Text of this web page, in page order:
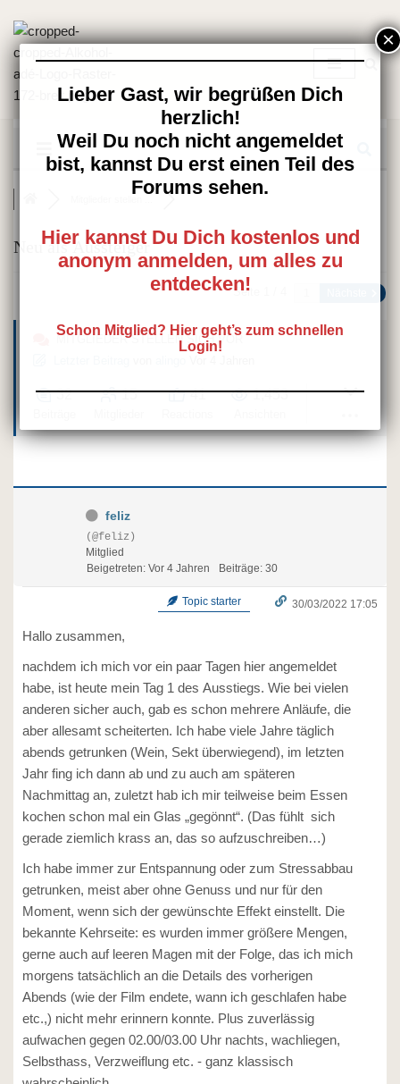
Zum
Inhalt
springen
Neu als Aussteiger
Seite 1 / 4
MITGLIEDER STELLEN SICH VOR
32 15 41 1,453
feliz
(@feliz)
Mitglied
Beigetreten: Vor 4 Jahren
Beiträge: 30
Topic starter 30/03/2022 17:05
Hallo zusammen,
nachdem ich mich vor ein paar Tagen hier angemeldet
habe, ist heute mein Tag 1 des Ausstiegs. Wie bei vielen
anderen sicher auch, gab es schon mehrere Anläufe, die
aber allesamt scheiterten. Ich habe viele Jahre täglich
abends getrunken (Wein, Sekt überwiegend), im letzten
Jahr fing ich dann ab und zu auch am späteren
Nachmittag an, zuletzt hab ich mir teilweise beim Essen
kochen schon mal ein Glas „gegönnt“. (Das fühlt sich
gerade ziemlich krass an, das so aufzuschreiben…)
Ich habe immer zur Entspannung oder zum Stressabbau
getrunken, meist aber ohne Genuss und nur für den
Moment, wenn sich der gewünschte Effekt einstellt. Die
bekannte Kehrseite: es wurden immer größere Mengen,
gerne auch auf leeren Magen mit der Folge, das ich mich
morgens tatsächlich an die Details des vorherigen
Abends (wie der Film endete, wann ich geschlafen habe
etc.,) nicht mehr erinnern konnte. Plus zuverlässig
aufwachen gegen 02.00/03.00 Uhr nachts, wachliegen,
Selbsthass, Verzweiflung etc. - ganz klassisch
Lieber Gast, wir begrüßen Dich
herzlich!
Weil Du noch nicht angemeldet
bist, kannst Du erst einen Teil des
Forums sehen.
Hier kannst Du Dich kostenlos und
anonym anmelden, um alles zu
entdecken!
Schon Mitglied? Hier geht’s zum schnellen
Login!